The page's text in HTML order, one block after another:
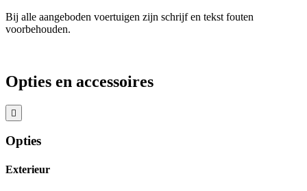
Bij alle aangeboden voertuigen zijn schrijf en tekst fouten
voorbehouden.
Opties en accessoires
Opties
Exterieur